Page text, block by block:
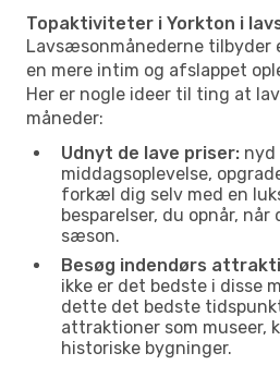
Topaktiviteter i Yorkton i
Lavsæsonmånederne tilbyder
en mere intim og afslappet
Her er nogle ideer til ting at
måneder:
Udnyt de lave priser: nyd
middagsoplevelse,
forkæl dig selv med en
besparelser, du opnår,
sæson.
Besøg indendørs
ikke er det bedste i disse
dette det bedste
attraktioner som museer,
historiske bygninger.